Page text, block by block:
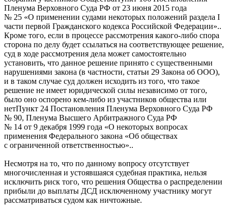
Пленума Верховного Суда РФ от 23 июня 2015 года
№ 25 «О применении судами некоторых положений раздела I
части первой Гражданского кодекса Российской Федерации»..
Кроме того, если в процессе рассмотрения какого-либо спора
сторона по делу будет ссылаться на соответствующее решение,
суд в ходе рассмотрения дела может самостоятельно
установить, что данное решение принято с существенными
нарушениями закона (в частности, статьи 29 Закона об ООО),
и в таком случае суд должен исходить из того, что такое
решение не имеет юридической силы независимо от того,
было оно оспорено кем-либо из участников общества или
нетПункт 24 Постановления Пленума Верховного Суда РФ
№ 90, Пленума Высшего Арбитражного Суда РФ
№ 14 от 9 декабря 1999 года «О некоторых вопросах
применения Федерального закона «Об обществах
с ограниченной ответственностью»..
Несмотря на то, что по данному вопросу отсутствует
многочисленная и устоявшаяся судебная практика, нельзя
исключить риск того, что решения Общества о распределении
прибыли до выплаты ДСД исключенному участнику могут
рассматриваться судом как ничтожные.